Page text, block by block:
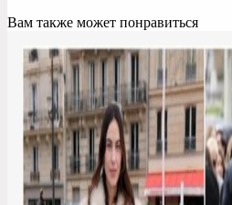
Вам также может понравиться